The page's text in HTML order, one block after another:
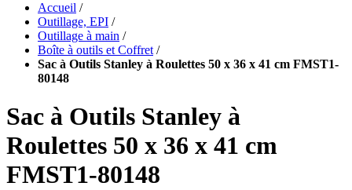
Accueil /
Outillage, EPI /
Outillage à main /
Boîte à outils et Coffret /
Sac à Outils Stanley à Roulettes 50 x 36 x 41 cm FMST1-
80148
Sac à Outils Stanley à
Roulettes 50 x 36 x 41 cm
FMST1-80148